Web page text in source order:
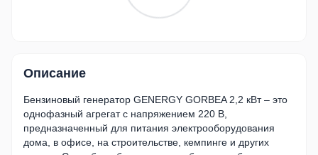
Описание
Бензиновый генератор GENERGY GORBEA 2,2 кВт – это
однофазный агрегат с напряжением 220 В,
предназначенный для питания электрооборудования
дома, в офисе, на строительстве, кемпинге и других